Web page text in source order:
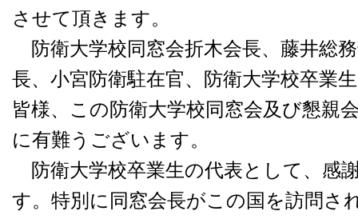
させて頂きます。
防衛大学校同窓会折木会長、藤井総
長、小宮防衛駐在官、防衛大学校卒業
皆様、この防衛大学校同窓会及び懇親
に有難うございます。
防衛大学校卒業生の代表として、感
す。特別に同窓会長がこの国を訪問さ